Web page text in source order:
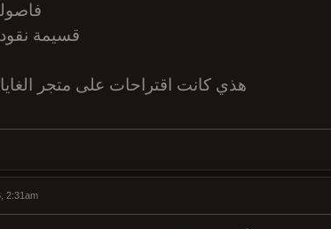
20- 5
21- قسيمة نقود 10 ب 150 غايا
هذي كانت اقتراحات على متجر الغايا
2:31am